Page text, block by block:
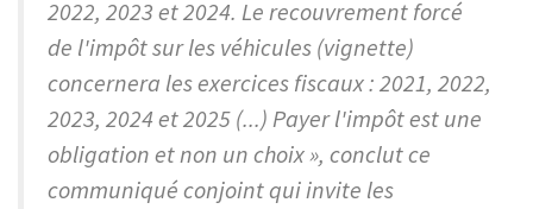
2022, 2023 et 2024. Le recouvrement forcé
de l'impôt sur les véhicules (vignette)
concernera les exercices fiscaux : 2021, 2022,
2023, 2024 et 2025 (...) Payer l'impôt est une
obligation et non un choix », conclut ce
communiqué conjoint qui invite les